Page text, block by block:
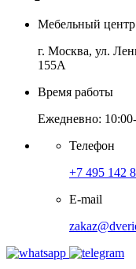
Мебельный центр
г. Москва, ул.
155А
Время работы
Ежедневно:
Телефон
+7 495 142
E-mail